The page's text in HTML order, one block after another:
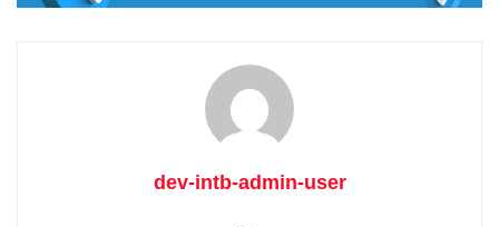
dev-intb-admin-user